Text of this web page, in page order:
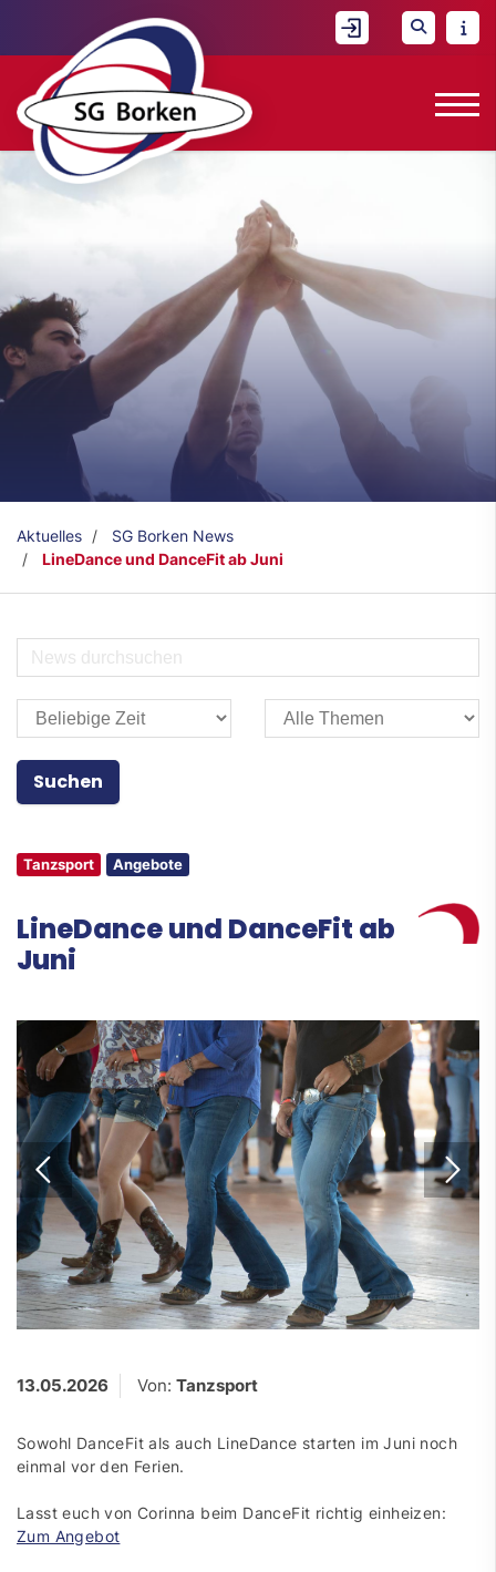
Aktuelles
SG Borken News
LineDance und DanceFit ab Juni
Tanzsport Angebote
LineDance und DanceFit ab
Juni
13.05.2026 Von: Tanzsport
Sowohl DanceFit als auch LineDance starten im Juni noch
einmal vor den Ferien.
Lasst euch von Corinna beim DanceFit richtig einheizen:
Zum Angebot